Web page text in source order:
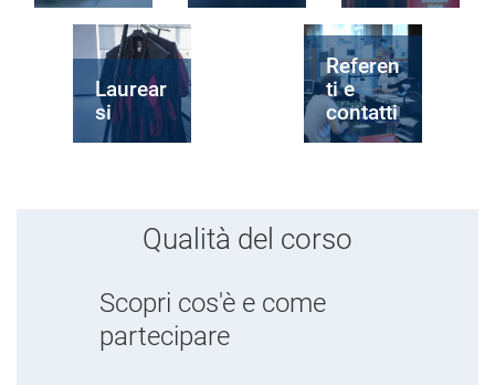
Laurear
si
Referen
ti e
contatti
Qualità del corso
Scopri cos'è e come
partecipare